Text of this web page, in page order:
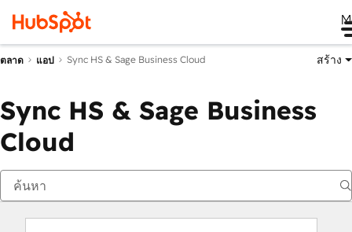
ตลาด แอป Sync HS & Sage Business Cloud สร้าง
Sync HS & Sage Business
Cloud